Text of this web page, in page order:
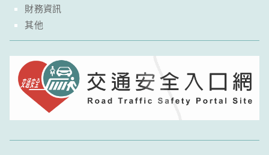
財務資訊
其他